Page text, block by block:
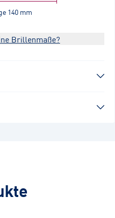
140 mm
Brillenmaße?